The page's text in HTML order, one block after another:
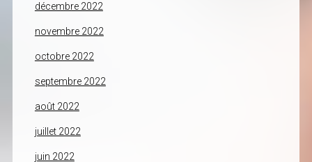
décembre 2022
novembre 2022
octobre 2022
septembre 2022
août 2022
juillet 2022
juin 2022